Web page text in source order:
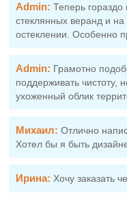
Admin: Теперь
стеклянных веранд и
остеклении. Особенно
Admin: Грамотно
поддерживать чистоту,
ухоженный облик
Михаил: Отлично
Хотел бы я быть
Ирина: Хочу заказать